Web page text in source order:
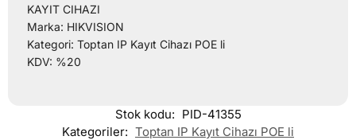
KAYIT CIHAZI
Marka: HIKVISION
Kategori: Toptan IP Kayıt Cihazı POE li
KDV: %20
Stok kodu: PID-41355
Kategoriler: Toptan IP Kayıt Cihazı POE li